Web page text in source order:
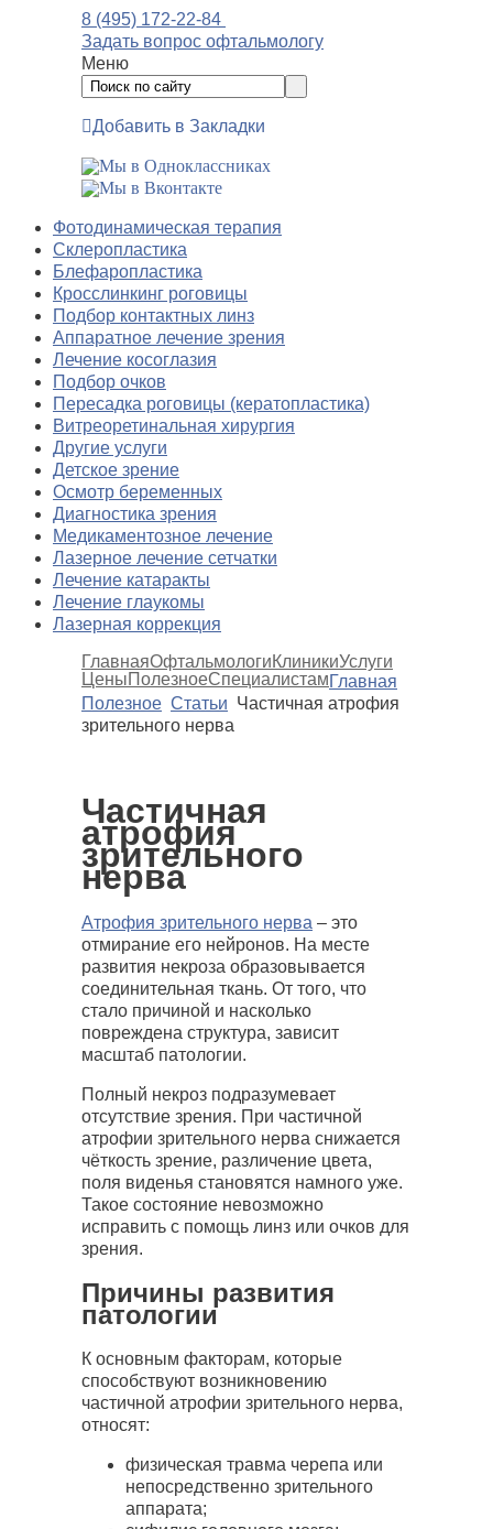
8 (495) 172-22-84
Задать вопрос офтальмологу
Меню
Добавить в Закладки
Фотодинамическая терапия
Склеропластика
Блефаропластика
Кросслинкинг роговицы
Подбор контактных линз
Аппаратное лечение зрения
Лечение косоглазия
Подбор очков
Пересадка роговицы (кератопластика)
Витреоретинальная хирургия
Другие услуги
Детское зрение
Осмотр беременных
Диагностика зрения
Медикаментозное лечение
Лазерное лечение сетчатки
Лечение катаракты
Лечение глаукомы
Лазерная коррекция
ГлавнаяОфтальмологиКлиникиУслуги
ЦеныПолезноеСпециалистамГлавная
Полезное Статьи Частичная атрофия
зрительного нерва
Частичная
атрофия
зрительного
нерва
Атрофия зрительного нерва – это
отмирание его нейронов. На месте
развития некроза образовывается
соединительная ткань. От того, что
стало причиной и насколько
повреждена структура, зависит
масштаб патологии.
Полный некроз подразумевает
отсутствие зрения. При частичной
атрофии зрительного нерва снижается
чёткость зрение, различение цвета,
поля виденья становятся намного уже.
Такое состояние невозможно
исправить с помощь линз или очков для
зрения.
Причины развития
патологии
К основным факторам, которые
способствуют возникновению
частичной атрофии зрительного нерва,
относят:
физическая травма черепа или
непосредственно зрительного
аппарата;